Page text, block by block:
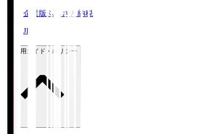
企業版ふるさと納税
JFA
ご利用ガイド・ポリシー